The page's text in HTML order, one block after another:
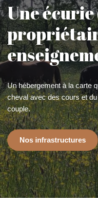
Une écurie
Un hébergement à la carte
cheval avec des cours et
couple.
Nos infrastructures